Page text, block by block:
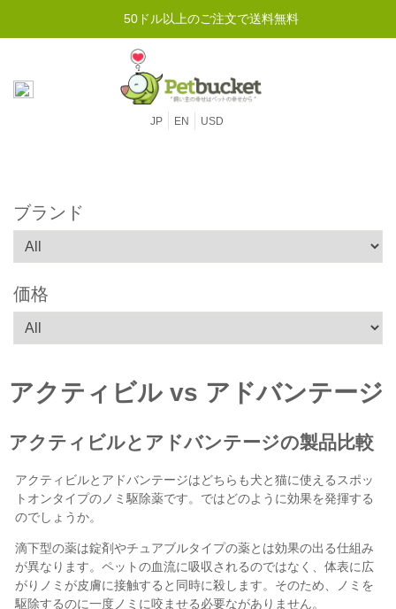
50ドル以上のご注文で送料無料
JP EN USD
ブランド
価格
アクティビル アドバンテージ